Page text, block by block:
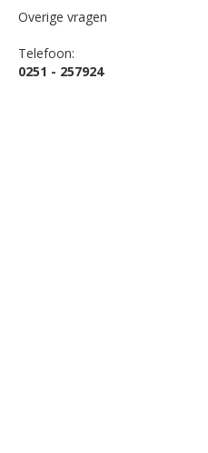
Overige vragen
Telefoon:
0251 - 257924